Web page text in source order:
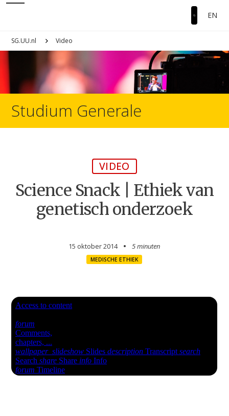
EN
SG.UU.nl Video
Studium Generale
VIDEO
Science Snack | Ethiek van
genetisch onderzoek
15 oktober 2014 5 minuten
MEDISCHE ETHIEK